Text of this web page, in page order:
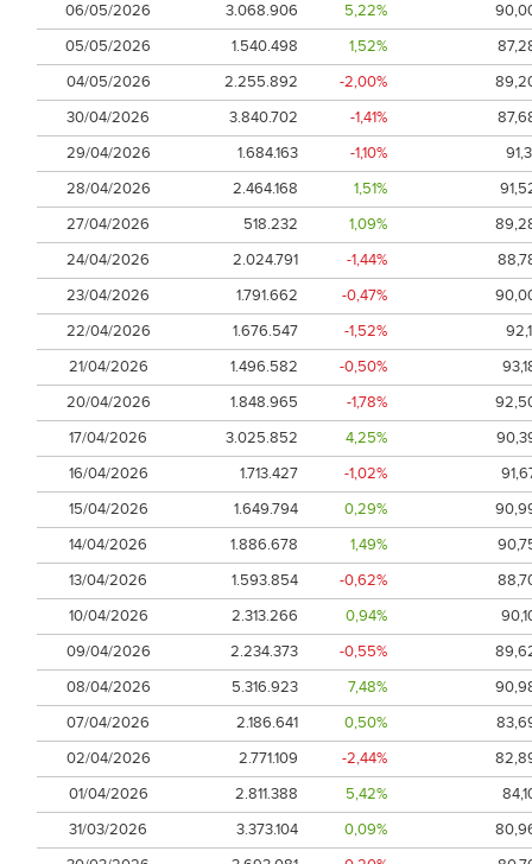
06/05/2026
3.068.906 5,22%
05/05/2026
1.540.498 1,52%
04/05/2026
2.255.892 -2,00%
30/04/2026
3.840.702 -1,41%
29/04/2026
1.684.163 -1,10%
28/04/2026
2.464.168 1,51%
27/04/2026
518.232 1,09%
24/04/2026
2.024.791 -1,44%
23/04/2026
1.791.662 -0,47%
22/04/2026
1.676.547 -1,52%
21/04/2026
1.496.582 -0,50%
20/04/2026
1.848.965 -1,78%
17/04/2026
3.025.852 4,25%
16/04/2026
1.713.427 -1,02%
15/04/2026
1.649.794 0,29%
14/04/2026
1.886.678 1,49%
13/04/2026
1.593.854 -0,62%
10/04/2026
2.313.266 0,94%
09/04/2026
2.234.373 -0,55%
08/04/2026
5.316.923 7,48%
07/04/2026
2.186.641 0,50%
02/04/2026
2.771.109 -2,44%
01/04/2026
2.811.388 5,42%
31/03/2026
3.373.104 0,09%